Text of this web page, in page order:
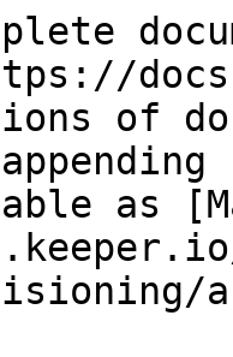
of
as